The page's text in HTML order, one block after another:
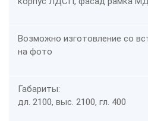
Возможно изготовление со
на фото
Габариты:
дл. 2100, выс. 2100, гл. 400